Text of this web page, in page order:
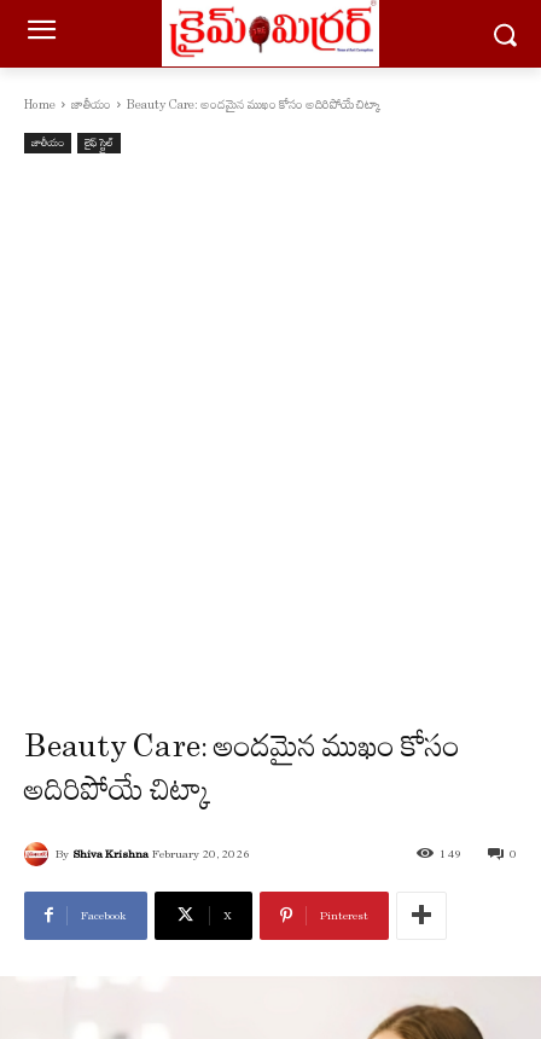
Home జాతీయం Beauty Care: అందమైన ముఖం కోసం అదిరిపోయే చిట్కా
జాతీయం లైఫ్ స్టైల్
Beauty Care: అందమైన ముఖం కోసం
అదిరిపోయే చిట్కా
By Shiva Krishna February 20, 2026 0
149
Facebook X Pinterest